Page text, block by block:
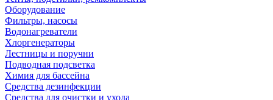
Оборудование
Фильтры, насосы
Водонагреватели
Хлоргенераторы
Лестницы и поручни
Подводная подсветка
Химия для бассейна
Средства дезинфекции
Средства для очистки и ухода